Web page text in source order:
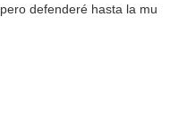
defenderé hasta la mu